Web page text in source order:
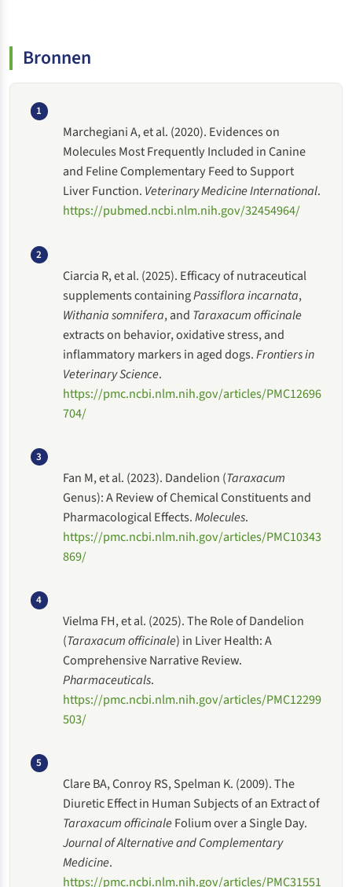
Bronnen
1
Marchegiani A, et al. (2020). Evidences on
Molecules Most Frequently Included in Canine
and Feline Complementary Feed to Support
Liver Function. Veterinary Medicine International.
https://pubmed.ncbi.nlm.nih.gov/32454964/
2
Ciarcia R, et al. (2025). Efficacy of nutraceutical
supplements containingPassiflora incarnata,
Withania somnifera, and Taraxacum officinale
extracts on behavior, oxidative stress, and
inflammatory markers in aged dogs.Frontiers in
Veterinary Science.
https://pmc.ncbi.nlm.nih.gov/articles/PMC12696
704/
3
Fan M, et al. (2023). Dandelion (Taraxacum
Genus): A Review of Chemical Constituents and
Pharmacological Effects.Molecules.
https://pmc.ncbi.nlm.nih.gov/articles/PMC10343
869/
4
Vielma FH, et al. (2025). The Role of Dandelion
(Taraxacum officinale) in Liver Health: A
Comprehensive Narrative Review.
Pharmaceuticals.
https://pmc.ncbi.nlm.nih.gov/articles/PMC12299
503/
5
Clare BA, Conroy RS, Spelman K. (2009). The
Diuretic Effect in Human Subjects of an Extract of
Taraxacum officinaleFolium over a Single Day.
Journal of Alternative and Complementary
Medicine.
https://pmc.ncbi.nlm.nih.gov/articles/PMC31551